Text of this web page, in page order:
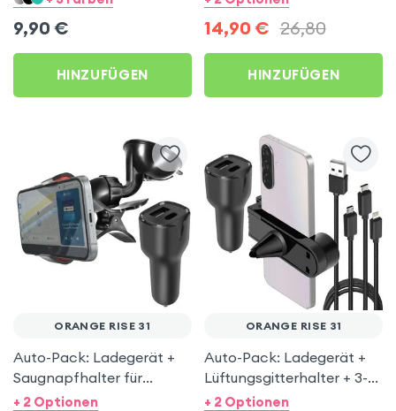
9,90 €
HINZUFÜGEN
14,90 € 26,80
HINZUFÜGEN
ORANGE RISE 31
Auto-Pack: Ladegerät +
Saugnapfhalter für
Orange Rise 31
+ 2 Optionen
ORANGE RISE 31
Auto-Pack: Ladegerät +
Lüftungsgitterhalter + 3-
in-1 Kabel für Orange Rise
+ 2 Optionen